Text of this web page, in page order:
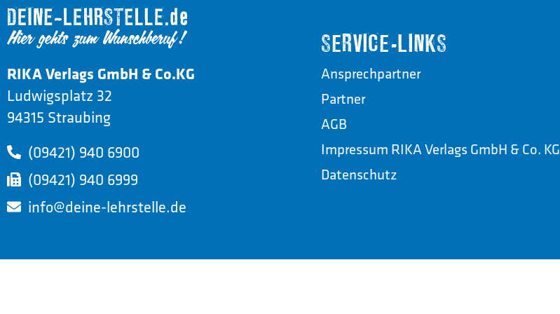
RIKA Verlags GmbH & Co.KG
Ludwigsplatz 32
94315 Straubing
(09421) 940 6900
(09421) 940 6999
info@deine-lehrstelle.de
SERVICE-LINKS
Ansprechpartner
Partner
AGB
Impressum RIKA Verlags GmbH & Co. KG
Datenschutz